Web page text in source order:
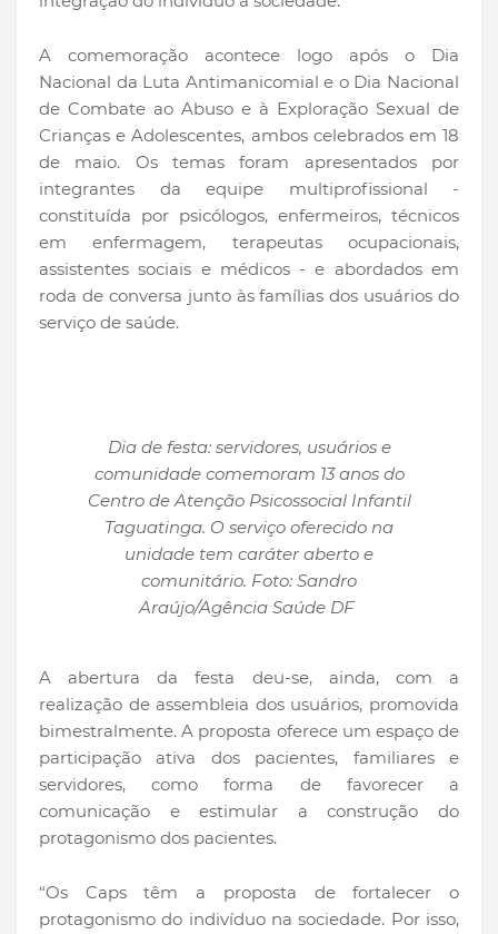
A comemoração acontece logo após o Dia
Nacional da Luta Antimanicomial e o Dia Nacional
de Combate ao Abuso e à Exploração Sexual de
Crianças e Adolescentes, ambos celebrados em 18
de maio. Os temas foram apresentados por
integrantes da equipe multiprofissional -
constituída por psicólogos, enfermeiros, técnicos
em enfermagem, terapeutas ocupacionais,
assistentes sociais e médicos - e abordados em
roda de conversa junto às famílias dos usuários do
serviço de saúde.
Dia de festa: servidores, usuários e
comunidade comemoram 13 anos do
Centro de Atenção Psicossocial Infantil
Taguatinga. O serviço oferecido na
unidade tem caráter aberto e
comunitário. Foto: Sandro
Araújo/Agência Saúde DF
A abertura da festa deu-se, ainda, com a
realização de assembleia dos usuários, promovida
bimestralmente. A proposta oferece um espaço de
participação ativa dos pacientes, familiares e
servidores, como forma de favorecer a
comunicação e estimular a construção do
protagonismo dos pacientes.
“Os Caps têm a proposta de fortalecer o
protagonismo do indivíduo na sociedade. Por isso,